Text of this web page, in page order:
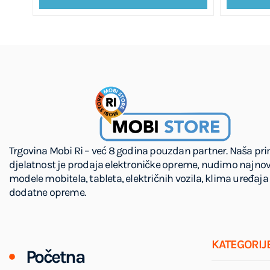
Trgovina Mobi Ri – već 8 godina pouzdan partner. Naša
djelatnost je prodaja elektroničke opreme, nudimo
modele mobitela, tableta, električnih vozila, klima uređaja
dodatne opreme.
Početna